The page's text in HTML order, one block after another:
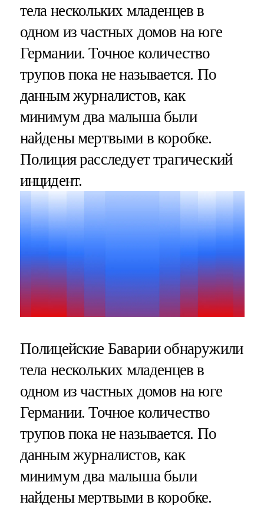
тела нескольких младенцев в
одном из частных домов на юге
Германии. Точное количество
трупов пока не называется. По
данным журналистов, как
минимум два малыша были
найдены мертвыми в коробке.
Полиция расследует трагический
инцидент.
Полицейские Баварии обнаружили
тела нескольких младенцев в
одном из частных домов на юге
Германии. Точное количество
трупов пока не называется. По
данным журналистов, как
минимум два малыша были
найдены мертвыми в коробке.